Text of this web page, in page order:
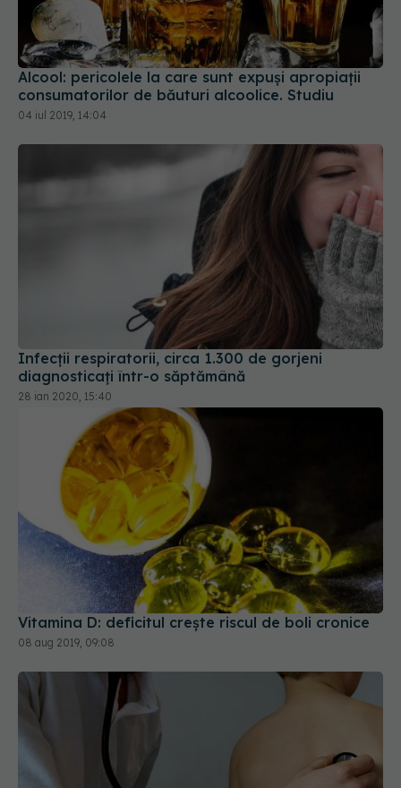
Alcool: pericolele la care sunt expuși apropiații
consumatorilor de băuturi alcoolice. Studiu
04 iul 2019, 14:04
Infecții respiratorii, circa 1.300 de gorjeni
diagnosticați într-o săptămână
Vitamina D: deficitul crește riscul de boli cronice
08 aug 2019, 09:08